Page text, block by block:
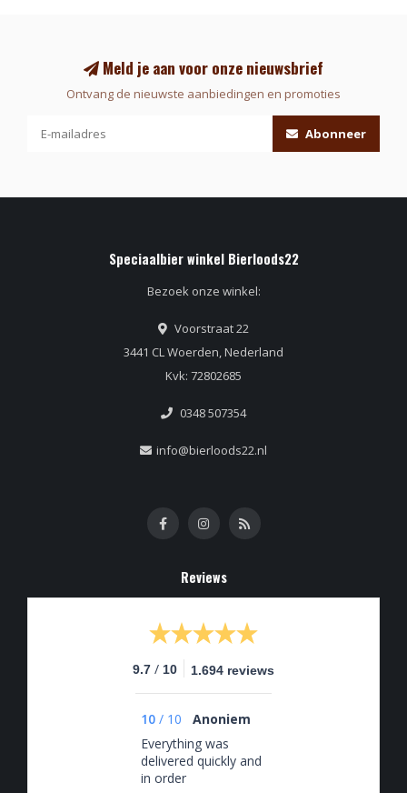
Meld je aan voor onze nieuwsbrief
Ontvang de nieuwste aanbiedingen en promoties
Abonneer
Speciaalbier winkel Bierloods22
Bezoek onze winkel:
Voorstraat 22
3441 CL Woerden, Nederland
Kvk: 72802685
0348 507354
info@bierloods22.nl
Reviews
9.7 / 10 1.694 reviews
10 / 10
Anoniem
Everything was
delivered quickly and
in order